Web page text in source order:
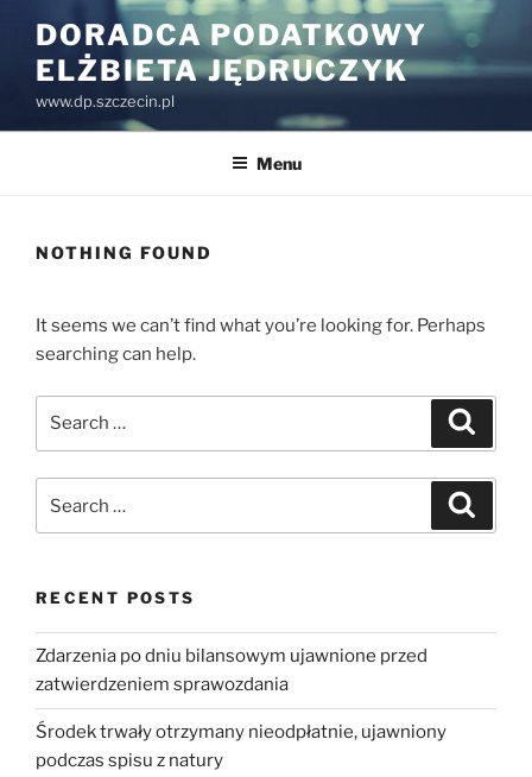
content
DORADCA PODATKOWY
ELŻBIETA JĘDRUCZYK
www.dp.szczecin.pl
Menu
NOTHING FOUND
It seems we can’t find what you’re looking for. Perhaps
searching can help.
for:
RECENT POSTS
Zdarzenia po dniu bilansowym ujawnione przed
zatwierdzeniem sprawozdania
Środek trwały otrzymany nieodpłatnie, ujawniony
podczas spisu z natury